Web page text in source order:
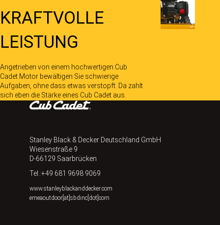
KRAFTVOLLE
LEISTUNG
Angetrieben von einem hochwertigen Cub
Cadet Motor bewältigen Sie schwierige
Aufgaben, ohne dass etwas verstopft. Da zahlt
sich eben die Stärke eines Cub Cadet aus.
Stanley Black & Decker Deutschland GmbH
Wiesenstraße 9
D-66129 Saarbrücken
Tel.:+49 681 9698 9069
www.stanleyblackanddecker.com
emeaoutdoor[at]sbdinc[dot]com